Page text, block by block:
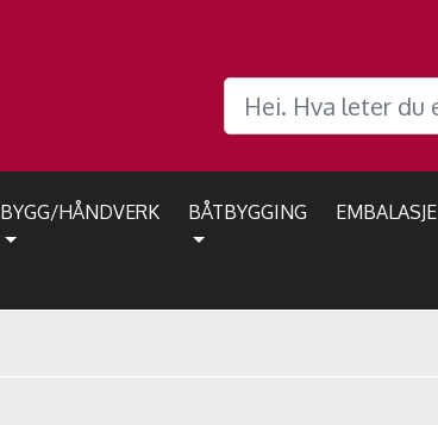
BYGG/HÅNDVERK BÅTBYGGING EMBALASJE